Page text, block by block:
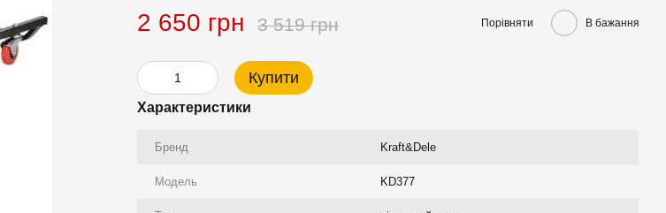
2 650 грн 3 519 грн Порівняти В бажання
Купити
Характеристики
Бренд Kraft&Dele
Модель KD377